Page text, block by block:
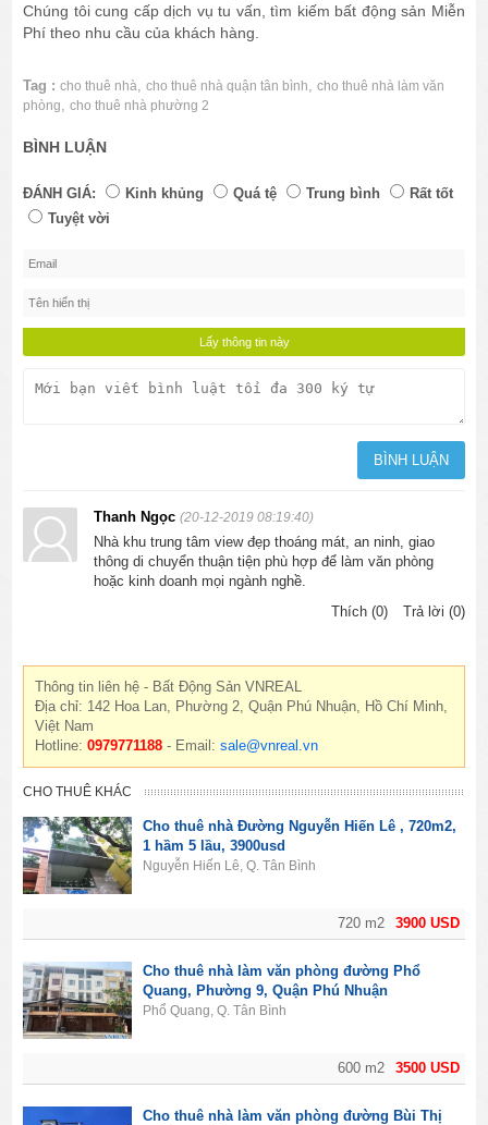
Chúng tôi cung cấp dịch vụ tu vấn, tìm kiếm bất động sản Miễn
Phí theo nhu cầu của khách hàng.
Tag : cho thuê nhà ,cho thuê nhà quận tân bình ,cho thuê nhà làm văn
phòng
,cho thuê nhà phường 2
BÌNH LUẬN
ĐÁNH GIÁ: Kinh khủng Quá tệ Trung bình
Rất tốt
Tuyệt vời
Thanh Ngọc(20-12-2019 08:19:40)
Nhà khu trung tâm view đẹp thoáng mát, an ninh, giao
thông di chuyển thuận tiện phù hợp để làm văn phòng
hoặc kinh doanh mọi ngành nghề.
Thích (0)
Trả lời (0)
Thông tin liên hệ - Bất Động Sản VNREAL
Địa chỉ: 142 Hoa Lan, Phường 2, Quận Phú Nhuận, Hồ Chí Minh,
Việt Nam
Hotline:0979771188 - Email:sale@vnreal.vn
CHO THUÊ KHÁC
3900 USD
720 m2
Cho thuê nhà Đường Nguyễn Hiến Lê , 720m2,
1 hầm 5 lầu, 3900usd
Nguyễn Hiến Lê, Q. Tân Bình
3500 USD
600 m2
Cho thuê nhà làm văn phòng đường Phổ
Quang, Phường 9, Quận Phú Nhuận
Phổ Quang, Q. Tân Bình
Cho thuê nhà làm văn phòng đường Bùi Thị